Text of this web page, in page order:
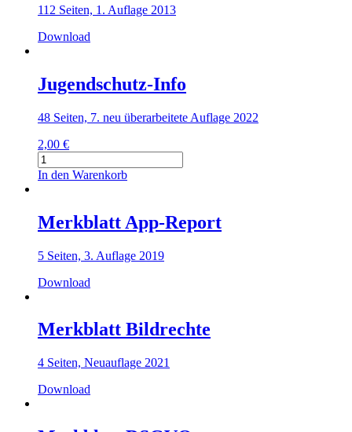
112 Seiten, 1. Auflage 2013
Download
Jugendschutz-Info
48 Seiten, 7. neu überarbeitete Auflage 2022
2,00 €
Jugendschutz-
Info
In den Warenkorb
Merkblatt App-Report
5 Seiten, 3. Auflage 2019
Download
Merkblatt Bildrechte
4 Seiten, Neuauflage 2021
Download